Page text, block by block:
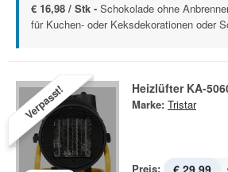
€ 16,98 / Stk - Schokolade ohne
für Kuchen- oder Keksdekorationen oder
Verpasst! Heizlüfter KA-
Marke: Tristar
Preis: € 29,99